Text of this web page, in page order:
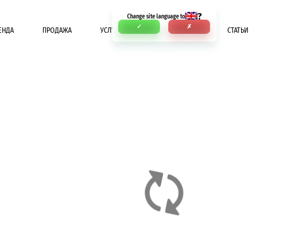
Change site language to ?
✓ ✗
ПРОДАЖА УСЛУГИ ОПЛАТА СТАТЬИ